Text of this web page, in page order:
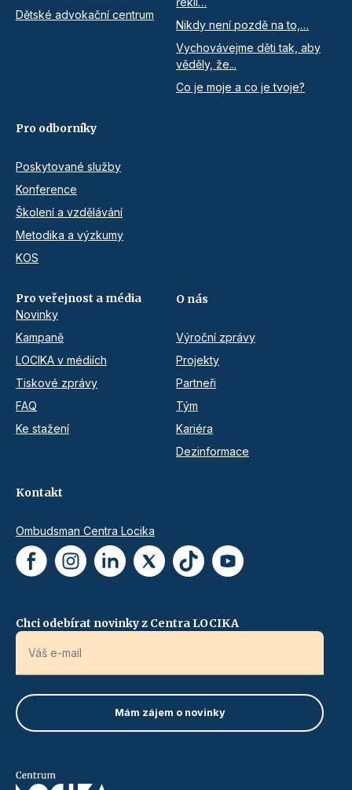
Dětské advokační centrum
Nikdy není pozdě na to,…
Vychovávejme děti tak, aby
věděly, že...
Co je moje a co je tvoje?
Pro odborníky
Poskytované služby
Konference
Školení a vzdělávání
Metodika a výzkumy
KOS
Pro veřejnost a média
Novinky
Kampaně
LOCIKA v médiích
Tiskové zprávy
FAQ
Ke stažení
O nás
Výroční zprávy
Projekty
Partneři
Tým
Kariéra
Dezinformace
Kontakt
Ombudsman Centra Locika
Chci odebírat novinky z Centra LOCIKA